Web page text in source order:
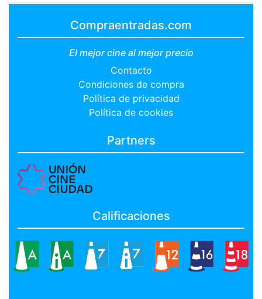
Compraentradas.com
El mejor cine al mejor precio
Contacto
Condiciones de compra
Política de privacidad
Política de cookies
Partners
Calificaciones